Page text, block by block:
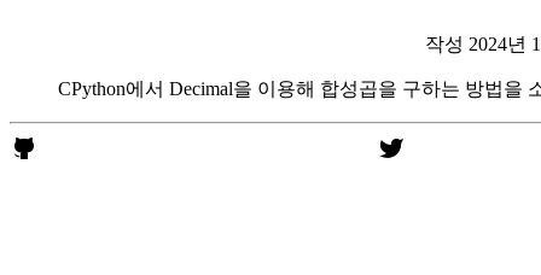
작성 2024년
CPython에서 Decimal을 이용해 합성곱을 구하는 방법을